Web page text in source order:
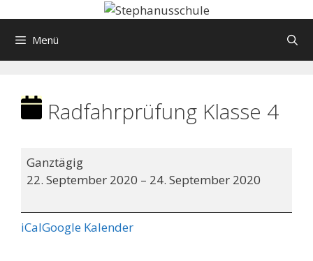
Inhalt Menü
Radfahrprüfung Klasse 4
Radfahrprüfung
Klasse
Ganztägig
22. September 2020 – 24. September 2020
iCalGoogle Kalender